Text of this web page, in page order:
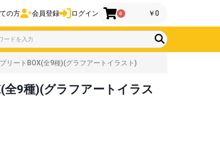
の方 会員登録 ログイン 0 ￥0
ートBOX(全9種)(グラフアートイラスト)
9種)(グラフアートイラス